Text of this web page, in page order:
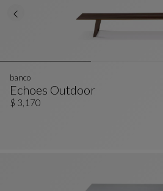
Echoes Outdoor
Banco
Ver Descripción Completa
banco
$ 3,170